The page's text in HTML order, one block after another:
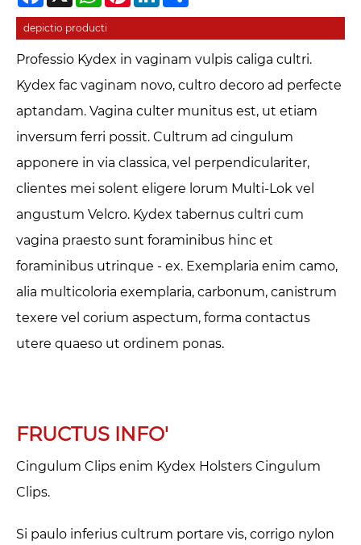
depictio producti
Professio Kydex in vaginam vulpis caliga cultri.
Kydex fac vaginam novo, cultro decoro ad perfecte
aptandam. Vagina culter munitus est, ut etiam
inversum ferri possit. Cultrum ad cingulum
apponere in via classica, vel perpendiculariter,
clientes mei solent eligere lorum Multi-Lok vel
angustum Velcro. Kydex tabernus cultri cum
vagina praesto sunt foraminibus hinc et
foraminibus utrinque - ex. Exemplaria enim camo,
alia multicoloria exemplaria, carbonum, canistrum
texere vel corium aspectum, forma contactus
utere quaeso ut ordinem ponas.
FRUCTUS INFO'
Cingulum Clips enim Kydex Holsters Cingulum
Clips.
Si paulo inferius cultrum portare vis, corrigo nylon